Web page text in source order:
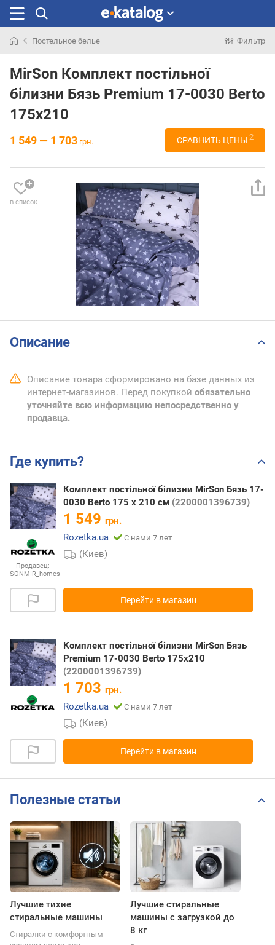
раньше
Постельное белье Фильтр
MirSon Комплект постільної
білизни Бязь Premium 17-0030 Berto
175x210
1 549 — 1 703 грн. СРАВНИТЬ ЦЕНЫ 2
в список
Описание
Описание товара сформировано на базе данных из
интернет-магазинов. Перед покупкой обязательно
уточняйте всю информацию непосредственно у
продавца.
Где купить?
Продавец:
SONMIR_homes
Комплект постільної білизни MirSon Бязь 17-
0030 Berto 175 x 210 см (2200001396739)
1 549 грн.
Rozetka.ua
С нами 7 лет
(Киев)
Перейти в магазин
Комплект постільної білизни MirSon Бязь
Premium 17-0030 Berto 175x210
(2200001396739)
1 703 грн.
Rozetka.ua
С нами 7 лет
(Киев)
Перейти в магазин
Полезные статьи
Лучшие тихие
стиральные машины
Стиралки с комфортным
Лучшие стиральные
машины с загрузкой до
8 кг